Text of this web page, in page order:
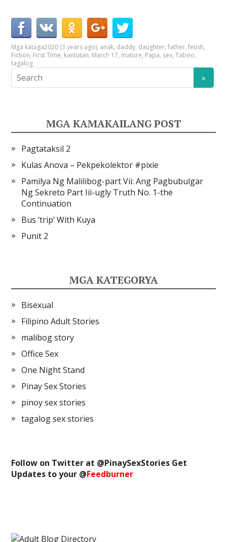
Mga kataga2020 (3 years ago), anak, daddy, daughter,father,fetish,
Fiction, First Time, kantutan, March 17, mature, Papa, sex,Taboo,
tagalog
MGA KAMAKAILANG POST
Pagtataksil 2
Kulas Anova – Pekpekolektor #pixie
Pamilya Ng Malilibog-part Vii: Ang Pagbubulgar
Ng Sekreto Part Iii-ugly Truth No. 1-the
Continuation
Bus ‘trip’ With Kuya
Punit 2
MGA KATEGORYA
Bisexual
Filipino Adult Stories
malibog story
Office Sex
One Night Stand
Pinay Sex Stories
pinoy sex stories
tagalog sex stories
Follow on Twitter at @PinaySexStories Get
Updates to your @Feedburner